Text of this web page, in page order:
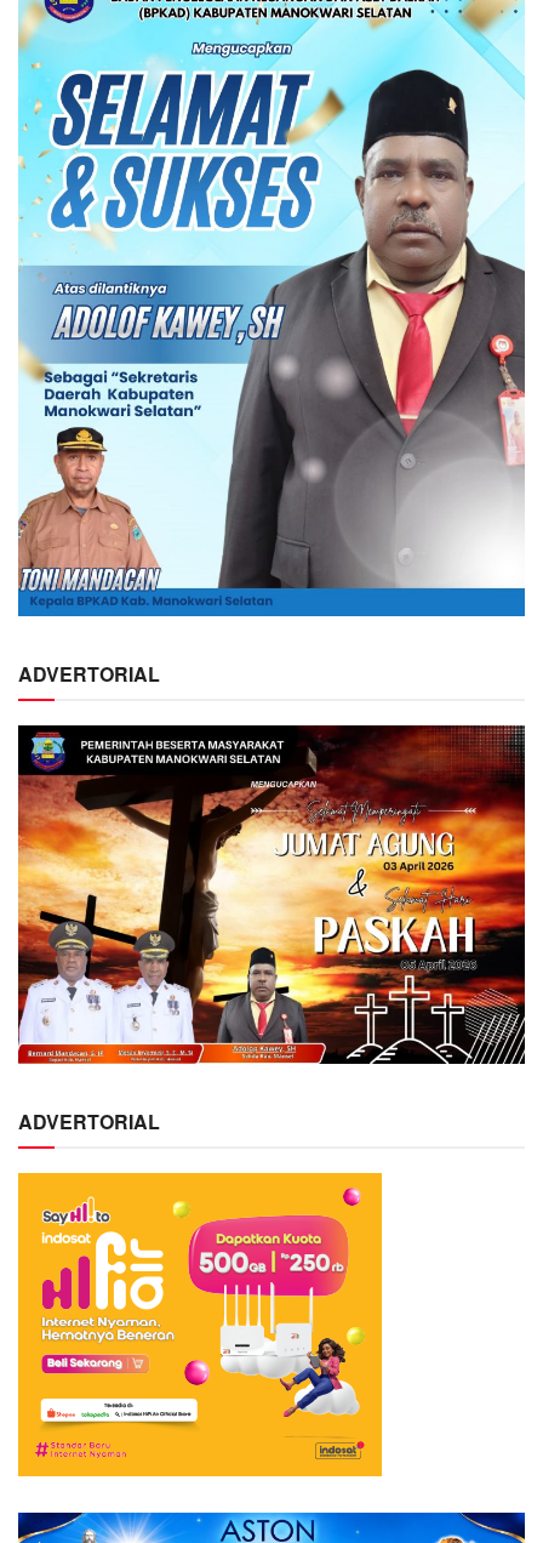
ADVERTORIAL
ADVERTORIAL